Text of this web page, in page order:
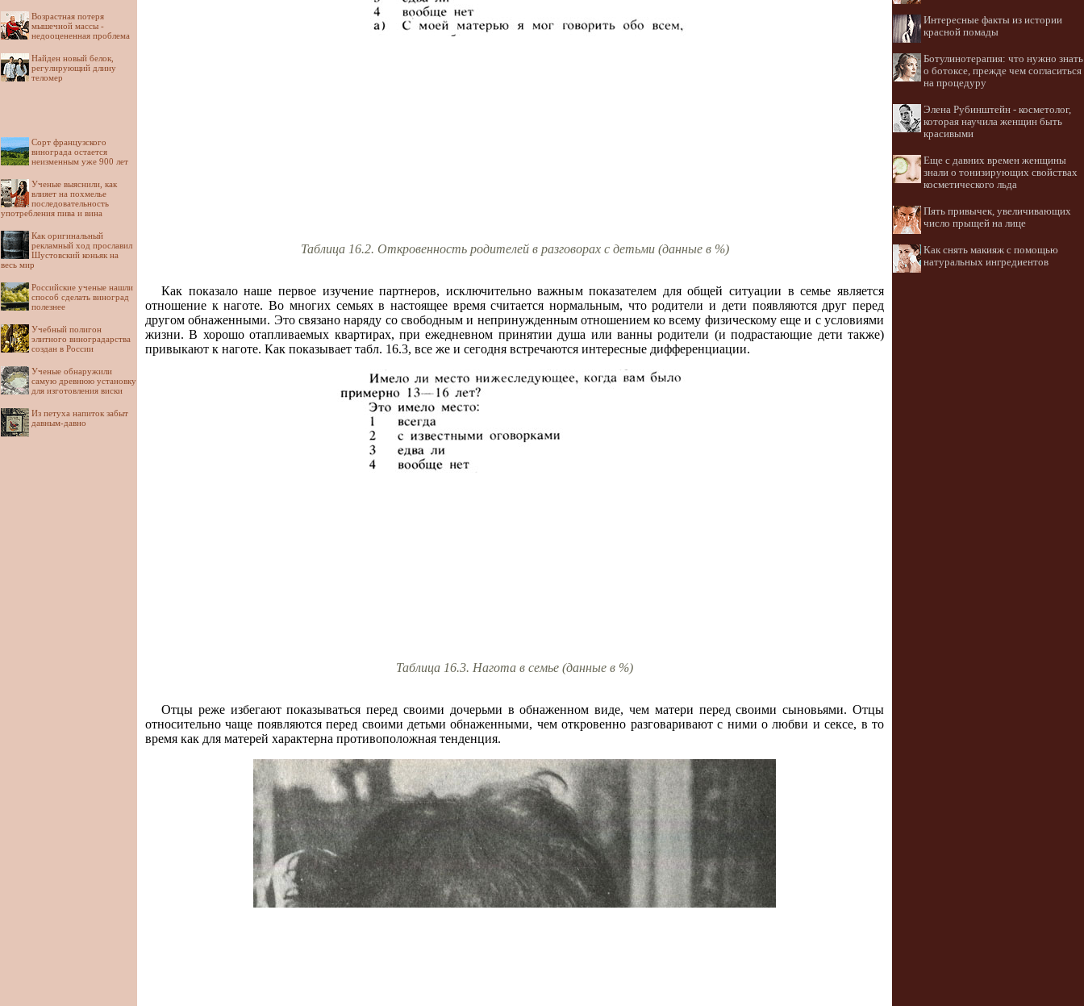
Возрастная потеря
мышечной массы -
недооцененная проблема
Найден новый белок,
регулирующий длину
теломер
Сорт французского
винограда остается
неизменным уже 900 лет
Ученые выяснили, как
влияет на похмелье
последовательность
употребления пива и вина
Как оригинальный
рекламный ход прославил
Шустовский коньяк на
весь мир
Российские ученые нашли
способ сделать виноград
полезнее
Учебный полигон
элитного виноградарства
создан в России
Ученые обнаружили
самую древнюю установку
для изготовления виски
Из петуха напиток забыт
давным-давно
Таблица 16.2. Откровенность родителей в разговорах с детьми (данные в %)
Как показало наше первое изучение партнеров, исключительно важным показателем для общей ситуации в семье является
отношение к наготе. Во многих семьях в настоящее время считается нормальным, что родители и дети появляются друг перед
другом обнаженными. Это связано наряду со свободным и непринужденным отношением ко всему физическому еще и с условиями
жизни. В хорошо отапливаемых квартирах, при ежедневном принятии душа или ванны родители (и подрастающие дети также)
привыкают к наготе. Как показывает табл. 16.3, все же и сегодня встречаются интересные дифференциации.
Таблица 16.3. Нагота в семье (данные в %)
Отцы реже избегают показываться перед своими дочерьми в обнаженном виде, чем матери перед своими сыновьями. Отцы
относительно чаще появляются перед своими детьми обнаженными, чем откровенно разговаривают с ними о любви и сексе, в то
время как для матерей характерна противоположная тенденция.
Интересные факты из истории
красной помады
Ботулинотерапия: что нужно знать
о ботоксе, прежде чем согласиться
на процедуру
Элена Рубинштейн - косметолог,
которая научила женщин быть
красивыми
Еще с давних времен женщины
знали о тонизирующих свойствах
косметического льда
Пять привычек, увеличивающих
число прыщей на лице
Как снять макияж с помощью
натуральных ингредиентов